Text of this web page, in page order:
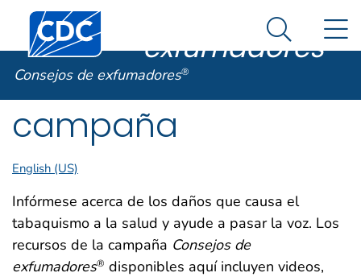
Un sitio oficial del Gobierno de Estados Unidos
Así es como usted puede verificarlo
Centros para el Control y la Prevención de
Consejos de
exfumadores®
Search
Consejos de exfumadores®
Recursos de la
campaña
English (US)
Infórmese acerca de los daños que causa el
tabaquismo a la salud y ayude a pasar la voz. Los
recursos de la campaña Consejos de
exfumadores® disponibles aquí incluyen videos,